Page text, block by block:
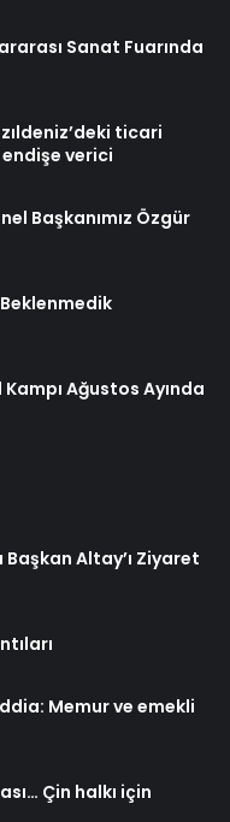
Sanat Fuarında
ticari
endişe verici
Başkanımız Özgür
Ağustos Ayında
Başkan Altay’ı Ziyaret
Memur ve emekli
Çin halkı için